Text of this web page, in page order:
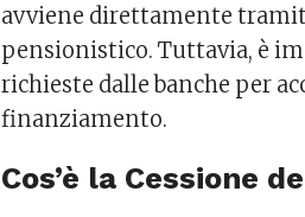
avviene direttamente
pensionistico. Tuttavia, è
richieste dalle banche per
finanziamento.
Cos’è la Cessione